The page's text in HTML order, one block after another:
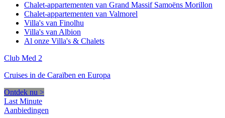
Chalet-appartementen van Grand Massif Samoëns Morillon
Chalet-appartementen van Valmorel
Villa's van Finolhu
Villa's van Albion
Al onze Villa's & Chalets
Club Med 2
Cruises in de Caraïben en Europa
Ontdek nu >
Last Minute
Aanbiedingen